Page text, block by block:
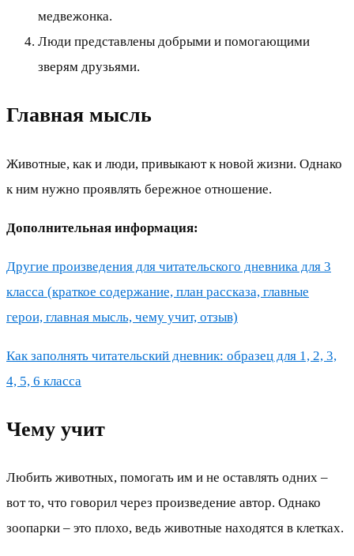
медвежонка.
Люди представлены добрыми и помогающими
зверям друзьями.
Главная мысль
Животные, как и люди, привыкают к новой жизни. Однако
к ним нужно проявлять бережное отношение.
Дополнительная информация:
Другие произведения для читательского дневника для 3
класса (краткое содержание, план рассказа, главные
герои, главная мысль, чему учит, отзыв)
Как заполнять читательский дневник: образец для 1, 2, 3,
4, 5, 6 класса
Чему учит
Любить животных, помогать им и не оставлять одних –
вот то, что говорил через произведение автор. Однако
зоопарки – это плохо, ведь животные находятся в клетках.